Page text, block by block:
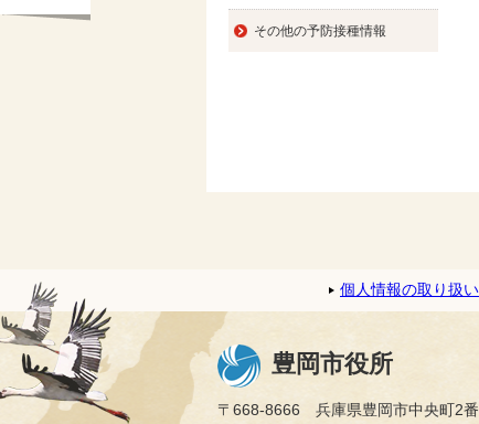
その他の予防接種情報
個人情報の取り扱い
豊岡市役所
〒668-8666 兵庫県豊岡市中央町2